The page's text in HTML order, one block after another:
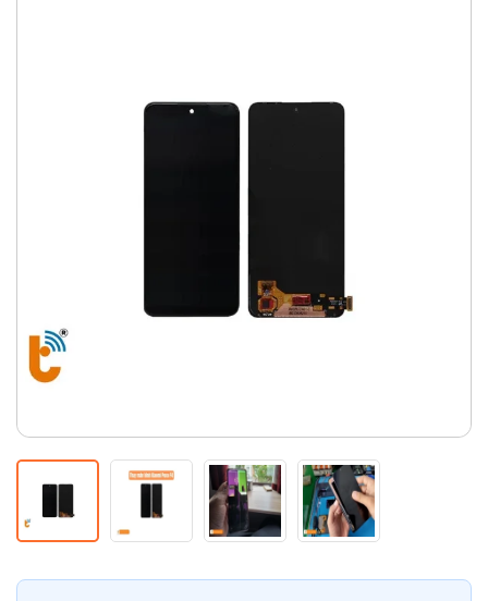
Thay màn hình
Pin Samsumg
Pin Realme